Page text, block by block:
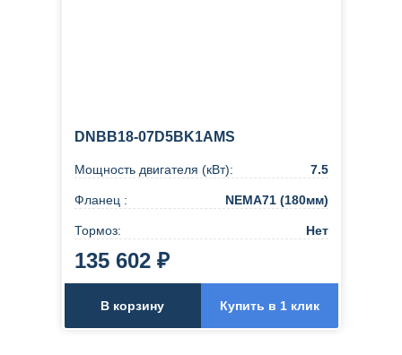
DNBB18-07D5BK1AMS
Мощность двигателя (кВт): 7.5
Фланец : NEMA71 (180мм)
Тормоз: Нет
135 602 ₽
В корзину Купить в 1 клик